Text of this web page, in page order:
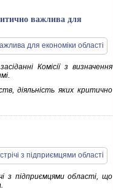
важлива для
Комісії з визначення
діяльність яких критично
з підприємцями області, що
.